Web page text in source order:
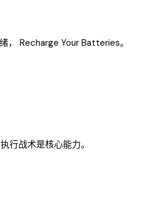
， Recharge Your Batteries。
行战术是核心能力。